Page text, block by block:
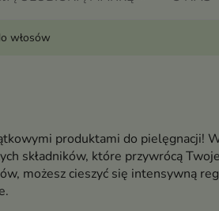
włosów
produktami do pielęgnacji!
składników, które przywrócą
możesz cieszyć się intensywną